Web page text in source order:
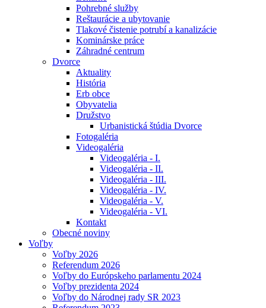
Pohrebné služby
Reštaurácie a ubytovanie
Tlakové čistenie potrubí a kanalizácie
Kominárske práce
Záhradné centrum
Dvorce
Aktuality
História
Erb obce
Obyvatelia
Družstvo
Urbanistická štúdia Dvorce
Fotogaléria
Videogaléria
Videogaléria - I.
Videogaléria - II.
Videogaléria - III.
Videogaléria - IV.
Videogaléria - V.
Videogaléria - VI.
Kontakt
Obecné noviny
Voľby
Voľby 2026
Referendum 2026
Voľby do Európskeho parlamentu 2024
Voľby prezidenta 2024
Voľby do Národnej rady SR 2023